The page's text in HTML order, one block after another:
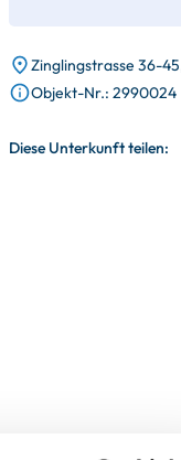
Zinglingstrasse 36-
Objekt-Nr.: 2990024
Diese Unterkunft teilen: